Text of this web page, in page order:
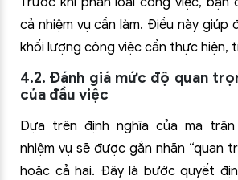
cả nhiệm vụ cần làm. Điều này giúp
khối lượng công việc cần thực hiện,
4.2. Đánh giá mức độ quan
của đầu việc
Dựa trên định nghĩa của ma trận
nhiệm vụ sẽ được gắn nhãn “quan
hoặc cả hai. Đây là bước quyết